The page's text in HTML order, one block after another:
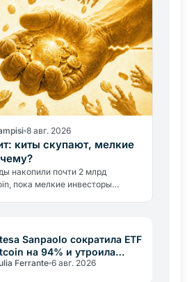
8 авг. 2026
киты скупают, мелкие
накопили почти 2 млрд
пока мелкие инвесторы
Sanpaolo сократила ETF
на 94% и утроила
в Ethereum
Ferrante 6 авг. 2026